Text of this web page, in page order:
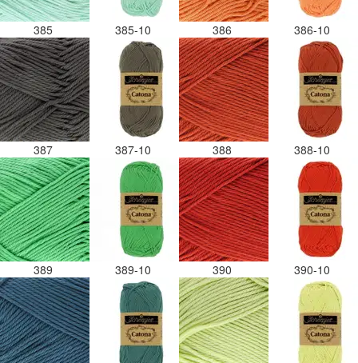
385 385-10 386 386-10
387 387-10 388 388-10
389 389-10 390 390-10